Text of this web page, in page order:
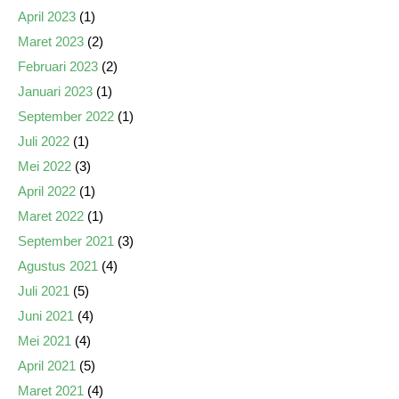
April 2023 (1)
Maret 2023 (2)
Februari 2023 (2)
Januari 2023 (1)
September 2022 (1)
Juli 2022 (1)
Mei 2022 (3)
April 2022 (1)
Maret 2022 (1)
September 2021 (3)
Agustus 2021 (4)
Juli 2021 (5)
Juni 2021 (4)
Mei 2021 (4)
April 2021 (5)
Maret 2021 (4)